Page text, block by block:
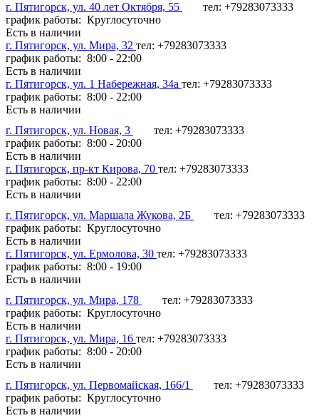
г. Пятигорск, ул. 40 лет Октября, 55
тел: +79283073333
график работы: Круглосуточно
Есть в наличии
г. Пятигорск, ул. Мира, 32 тел: +79283073333
график работы: 8:00 - 22:00
Есть в наличии
г. Пятигорск, ул. 1 Набережная, 34а тел: +79283073333
график работы: 8:00 - 22:00
Есть в наличии
г. Пятигорск, ул. Новая, 3
тел: +79283073333
график работы: 8:00 - 20:00
Есть в наличии
г. Пятигорск, пр-кт Кирова, 70 тел: +79283073333
график работы: 8:00 - 22:00
Есть в наличии
г. Пятигорск, ул. Маршала Жукова, 2Б
тел: +79283073333
график работы: Круглосуточно
Есть в наличии
г. Пятигорск, ул. Ермолова, 30 тел: +79283073333
график работы: 8:00 - 19:00
Есть в наличии
г. Пятигорск, ул. Мира, 178
тел: +79283073333
график работы: Круглосуточно
Есть в наличии
г. Пятигорск, ул. Мира, 16 тел: +79283073333
график работы: 8:00 - 20:00
Есть в наличии
г. Пятигорск, ул. Первомайская, 166/1
тел: +79283073333
график работы: Круглосуточно
Есть в наличии